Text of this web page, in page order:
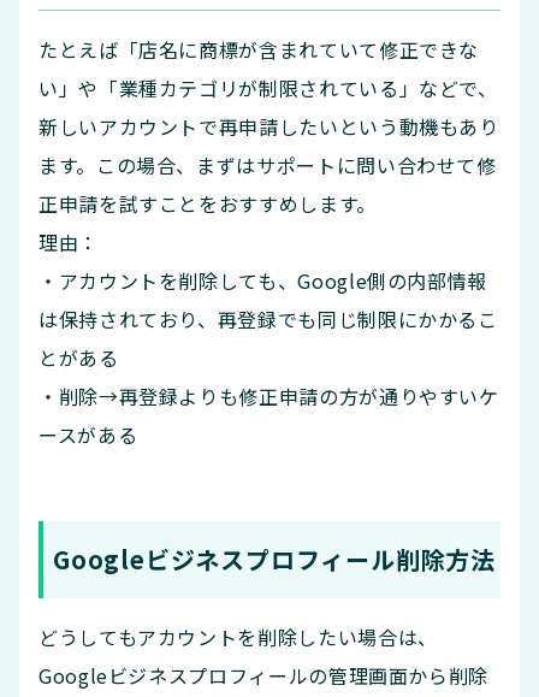
たとえば「店名に商標が含まれていて修正できな
い」や「業種カテゴリが制限されている」などで、
新しいアカウントで再申請したいという動機もあり
ます。この場合、まずはサポートに問い合わせて修
正申請を試すことをおすすめします。
理由：
・アカウントを削除しても、Google側の内部情報
は保持されており、再登録でも同じ制限にかかるこ
とがある
・削除→再登録よりも修正申請の方が通りやすいケ
ースがある
Googleビジネスプロフィール削除方法
どうしてもアカウントを削除したい場合は、
Googleビジネスプロフィールの管理画面から削除